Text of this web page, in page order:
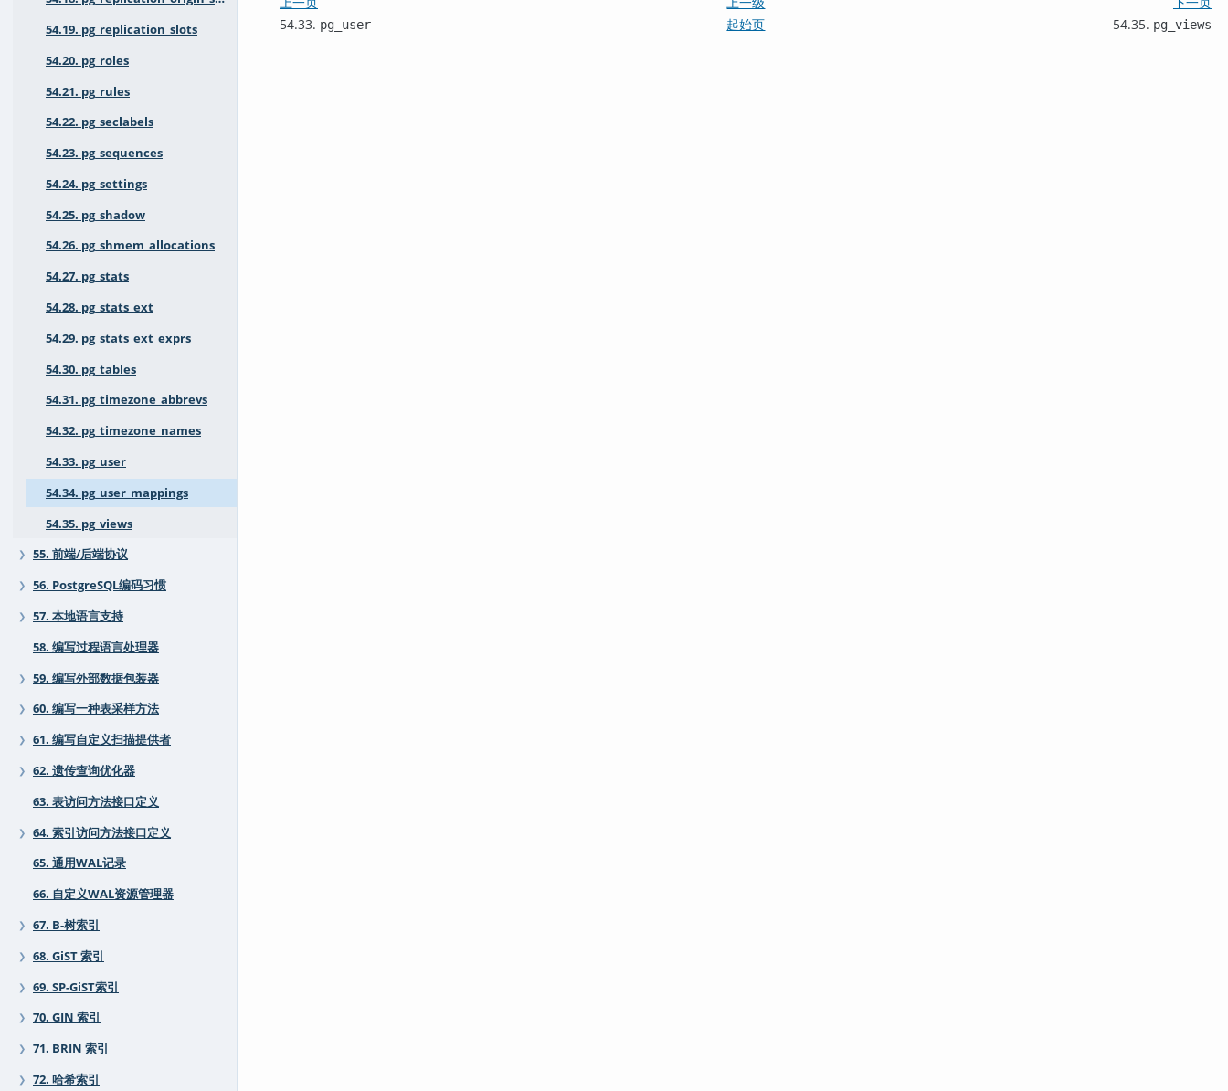
54.19. pg_replication_slots
54.20. pg_roles
54.21. pg_rules
54.22. pg_seclabels
54.23. pg_sequences
54.24. pg_settings
54.25. pg_shadow
54.26. pg_shmem_allocations
54.27. pg_stats
54.28. pg_stats_ext
54.29. pg_stats_ext_exprs
54.30. pg_tables
54.31. pg_timezone_abbrevs
54.32. pg_timezone_names
54.33. pg_user
54.34. pg_user_mappings
54.35. pg_views
❯ 55. 前端/后端协议
❯ 56. PostgreSQL编码习惯
❯
57. 本地语言支持
58. 编写过程语言处理器
❯ 59. 编写外部数据包装器
❯ 60. 编写一种表采样方法
❯ 61. 编写自定义扫描提供者
❯
62. 遗传查询优化器
63. 表访问方法接口定义
❯
64. 索引访问方法接口定义
65. 通用WAL记录
66. 自定义WAL资源管理器
❯ 67. B-树索引
❯ 68. GiST 索引
❯ 69. SP-GiST索引
❯ 70. GIN 索引
❯ 71. BRIN 索引
❯ 72. 哈希索引
54.33. pg_user 起始页 54.35. pg_views